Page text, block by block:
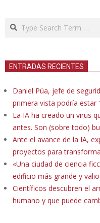
Search
ENTRADAS RECIENTES
Daniel Púa, jefe de
primera vista podría estar
La IA ha creado un virus
antes. Son (sobre todo)
Ante el avance de la IA,
proyectos para
«Una ciudad de ciencia
edificio más grande y
Científicos descubren el
humano y que puede